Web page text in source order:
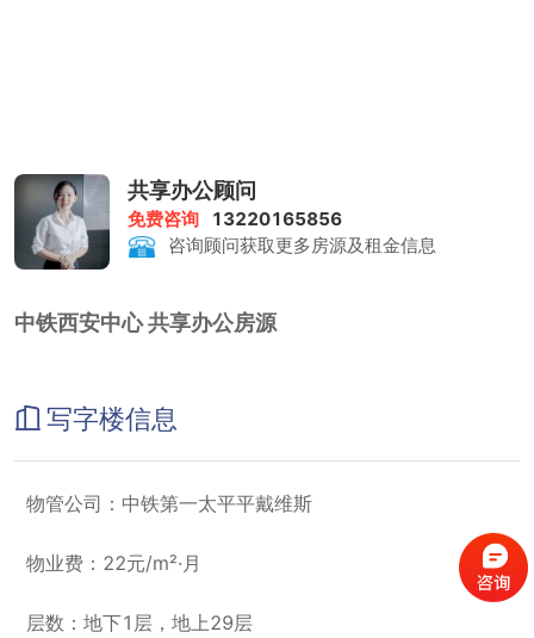
共享办公顾问
免费咨询
13220165856
咨询顾问获取更多房源及租金信息
中铁西安中心 共享办公房源
写字楼信息
物管公司：中铁第一太平平戴维斯
物业费：22元/m²·月
层数：地下1层，地上29层